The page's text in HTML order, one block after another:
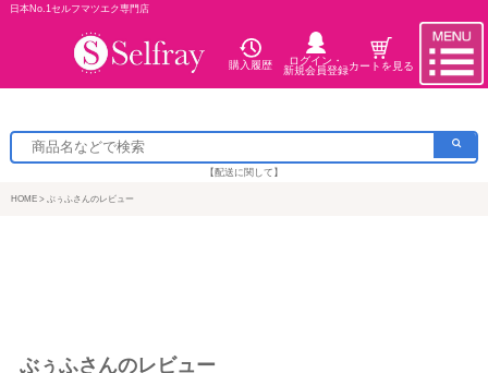
日本No.1セルフマツエク専門店
購入履歴
ログイン・
新規会員登録カートを見る
【配送に関して】
HOME ぶぅふさんのレビュー
ぶぅふさんのレビュー